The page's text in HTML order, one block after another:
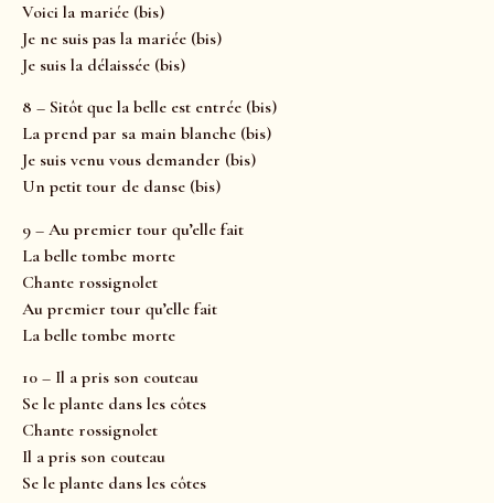
Voici la mariée (bis)
Je ne suis pas la mariée (bis)
Je suis la délaissée (bis)
8 – Sitôt que la belle est entrée (bis)
La prend par sa main blanche (bis)
Je suis venu vous demander (bis)
Un petit tour de danse (bis)
9 – Au premier tour qu’elle fait
La belle tombe morte
Chante rossignolet
Au premier tour qu’elle fait
La belle tombe morte
10 – Il a pris son couteau
Se le plante dans les côtes
Chante rossignolet
Il a pris son couteau
Se le plante dans les côtes